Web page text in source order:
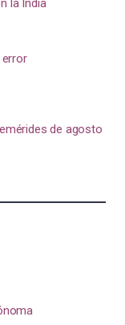
la India
error
de agosto